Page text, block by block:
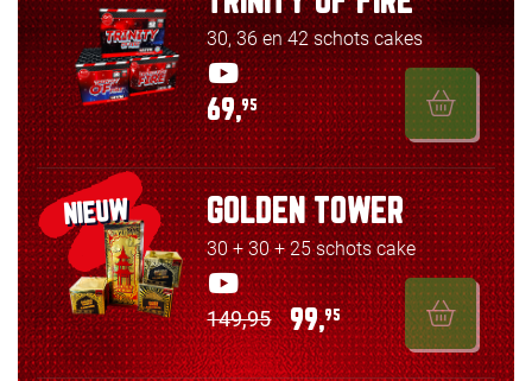
30, 36 en 42 schots cakes
69,95
NIEUW GOLDEN TOWER
30 + 30 + 25 schots cake
149,95 99,95